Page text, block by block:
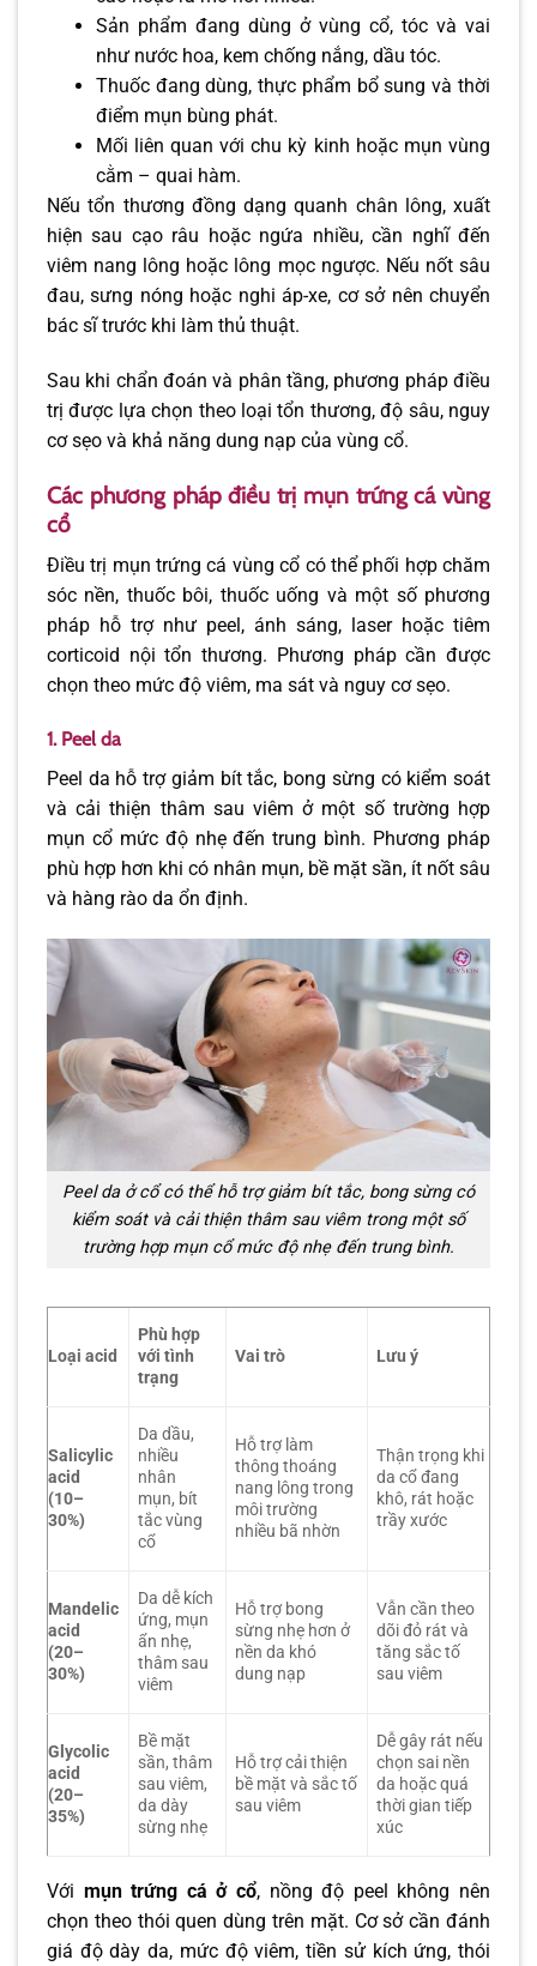
Sản phẩm đang dùng ở vùng cổ, tóc và vai
như nước hoa, kem chống nắng, dầu tóc.
Thuốc đang dùng, thực phẩm bổ sung và thời
điểm mụn bùng phát.
Mối liên quan với chu kỳ kinh hoặc mụn vùng
cằm – quai hàm.
Nếu tổn thương đồng dạng quanh chân lông, xuất
hiện sau cạo râu hoặc ngứa nhiều, cần nghĩ đến
viêm nang lông hoặc lông mọc ngược. Nếu nốt sâu
đau, sưng nóng hoặc nghi áp-xe, cơ sở nên chuyển
bác sĩ trước khi làm thủ thuật.
Sau khi chẩn đoán và phân tầng, phương pháp điều
trị được lựa chọn theo loại tổn thương, độ sâu, nguy
cơ sẹo và khả năng dung nạp của vùng cổ.
Các phương pháp điều trị mụn trứng cá vùng
cổ
Điều trị mụn trứng cá vùng cổ có thể phối hợp chăm
sóc nền, thuốc bôi, thuốc uống và một số phương
pháp hỗ trợ như peel, ánh sáng, laser hoặc tiêm
corticoid nội tổn thương. Phương pháp cần được
chọn theo mức độ viêm, ma sát và nguy cơ sẹo.
1. Peel da
Peel da hỗ trợ giảm bít tắc, bong sừng có kiểm soát
và cải thiện thâm sau viêm ở một số trường hợp
mụn cổ mức độ nhẹ đến trung bình. Phương pháp
phù hợp hơn khi có nhân mụn, bề mặt sần, ít nốt sâu
và hàng rào da ổn định.
Peel da ở cổ có thể hỗ trợ giảm bít tắc, bong sừng có
kiểm soát và cải thiện thâm sau viêm trong một số
trường hợp mụn cổ mức độ nhẹ đến trung bình.
Loại acid
Phù hợp
với tình
trạng
Vai trò Lưu ý
Salicylic
acid
(10–
30%)
Da dầu,
nhiều
nhân
mụn, bít
tắc vùng
cổ
Hỗ trợ làm
thông thoáng
nang lông trong
môi trường
nhiều bã nhờn
Thận trọng khi
da cổ đang
khô, rát hoặc
trầy xước
Mandelic
acid
(20–
30%)
Da dễ kích
ứng, mụn
ẩn nhẹ,
thâm sau
viêm
Hỗ trợ bong
sừng nhẹ hơn ở
nền da khó
dung nạp
Vẫn cần theo
dõi đỏ rát và
tăng sắc tố
sau viêm
Glycolic
acid
(20–
35%)
Bề mặt
sần, thâm
sau viêm,
da dày
sừng nhẹ
Hỗ trợ cải thiện
bề mặt và sắc tố
sau viêm
Dễ gây rát nếu
chọn sai nền
da hoặc quá
thời gian tiếp
xúc
Với mụn trứng cá ở cổ, nồng độ peel không nên
chọn theo thói quen dùng trên mặt. Cơ sở cần đánh
giá độ dày da, mức độ viêm, tiền sử kích ứng, thói